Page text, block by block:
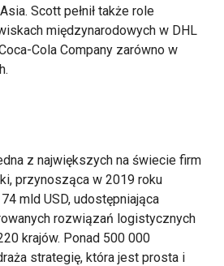
Scott pełnił także role
międzynarodowych w DHL
Cola Company zarówno w
z największych na świecie firm
przynosząca w 2019 roku
mld USD, udostępniająca
rozwiązań logistycznych
krajów. Ponad 500 000
strategię, która jest prosta i